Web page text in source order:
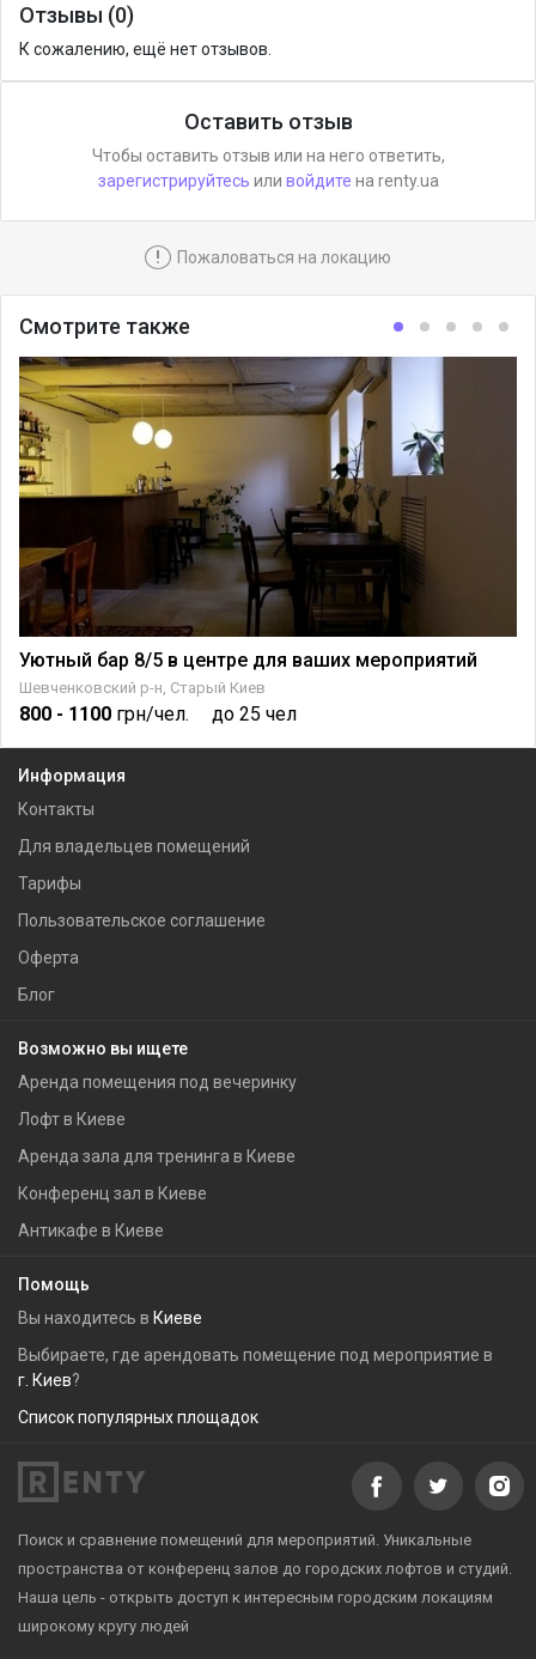
Отзывы (0)
К сожалению, ещё нет отзывов.
Оставить отзыв
Чтобы оставить отзыв или на него ответить,
зарегистрируйтесь или войдите на renty.ua
! Пожаловаться на локацию
Смотрите также
Уютный бар 8/5 в центре для ваших мероприятий
Шевченковский р-н, Старый Киев
800 - 1100 грн/чел. до 25 чел
Информация
Контакты
Для владельцев помещений
Тарифы
Пользовательское соглашение
Оферта
Блог
Возможно вы ищете
Аренда помещения под вечеринку
Лофт в Киеве
Аренда зала для тренинга в Киеве
Конференц зал в Киеве
Антикафе в Киеве
Помощь
Вы находитесь в Киеве
Выбираете, где арендовать помещение под мероприятие в
г. Киев?
Список популярных площадок
Поиск и сравнение помещений для мероприятий. Уникальные
пространства от конференц залов до городских лофтов и студий.
Наша цель - открыть доступ к интересным городским локациям
широкому кругу людей